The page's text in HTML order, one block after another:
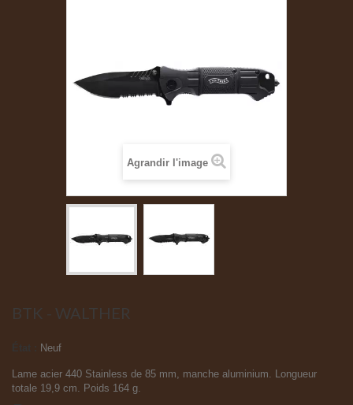
Agrandir l'image
BTK - WALTHER
Neuf
Lame acier 440 Stainless de 85 mm, manche aluminium. Longueur
totale 19,9 cm. Poids 164 g.